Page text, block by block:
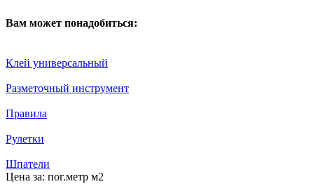
Вам может понадобиться:
Клей универсальный
Разметочный инструмент
Правила
Рулетки
Шпатели
Цена за: пог.метр м2